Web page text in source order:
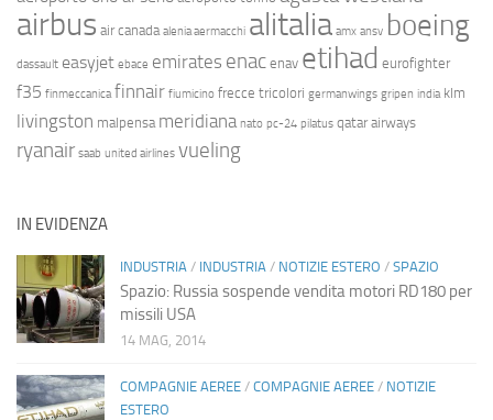
airbus air canada alenia aermacchi alitalia amx ansv boeing
dassault easyjet ebace emirates enac enav etihad eurofighter
f35 finmeccanica finnair fiumicino frecce tricolori germanwings gripen india klm
livingston malpensa meridiana nato pc-24 pilatus qatar airways
ryanair saab united airlines vueling
IN EVIDENZA
INDUSTRIA / INDUSTRIA / NOTIZIE ESTERO / SPAZIO
Spazio: Russia sospende vendita motori RD180 per
missili USA
14 MAG, 2014
COMPAGNIE AEREE / COMPAGNIE AEREE / NOTIZIE
ESTERO